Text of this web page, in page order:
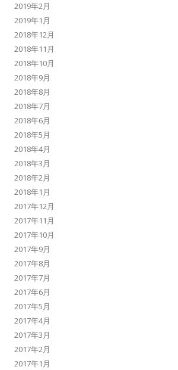
2019年2月
2019年1月
2018年12月
2018年11月
2018年10月
2018年9月
2018年8月
2018年7月
2018年6月
2018年5月
2018年4月
2018年3月
2018年2月
2018年1月
2017年12月
2017年11月
2017年10月
2017年9月
2017年8月
2017年7月
2017年6月
2017年5月
2017年4月
2017年3月
2017年2月
2017年1月